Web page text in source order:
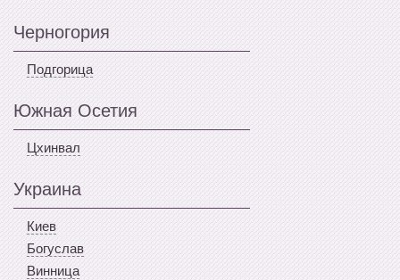
Черногория
Подгорица
Южная Осетия
Цхинвал
Украина
Киев
Богуслав
Винница